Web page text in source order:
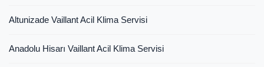
Altunizade Vaillant Acil Klima Servisi
Anadolu Hisarı Vaillant Acil Klima Servisi